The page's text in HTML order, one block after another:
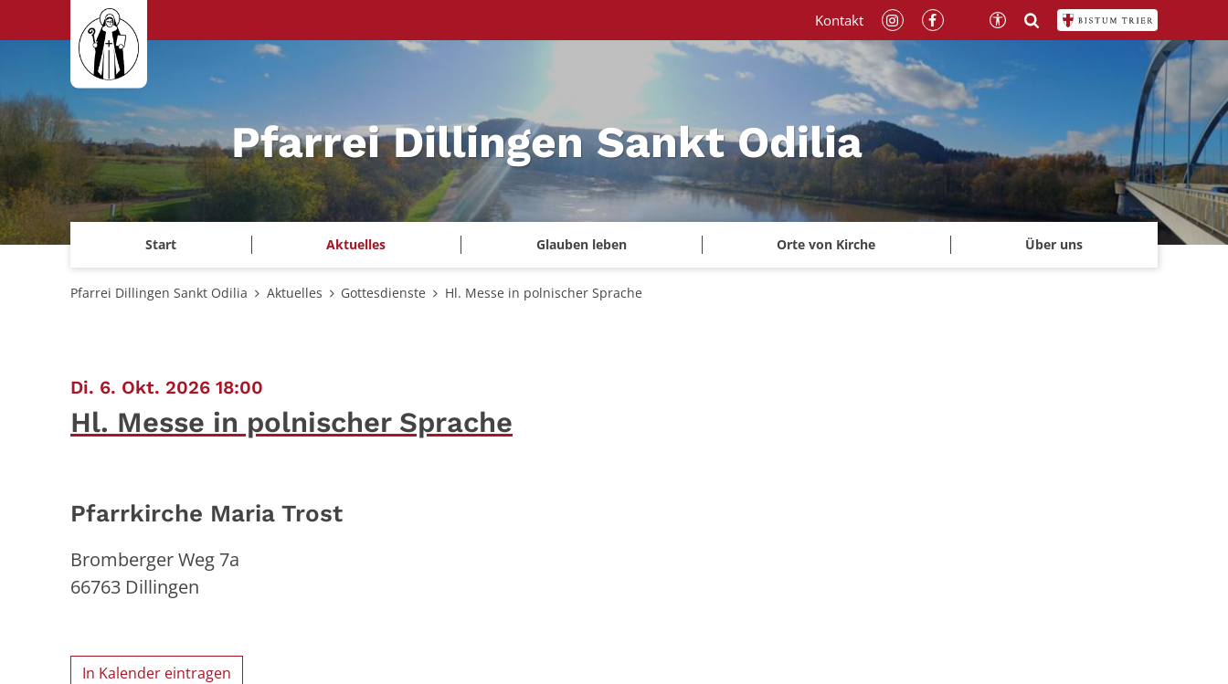
Zum Inhalt springen
Pfarrei Dillingen Sankt Odilia
Start Aktuelles Glauben leben Orte von Kirche Über uns
Kontakt
Pfarrei Dillingen Sankt Odilia Aktuelles Gottesdienste Hl. Messe in polnischer Sprache
Di. 6. Okt. 2026 18:00
Hl. Messe in polnischer Sprache
Pfarrkirche Maria Trost
Bromberger Weg 7a
66763 Dillingen
In Kalender eintragen